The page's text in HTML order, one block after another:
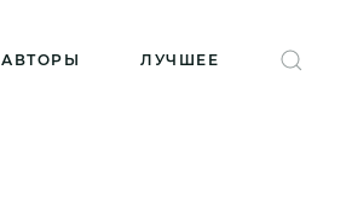
АВТОРЫ ЛУЧШЕЕ